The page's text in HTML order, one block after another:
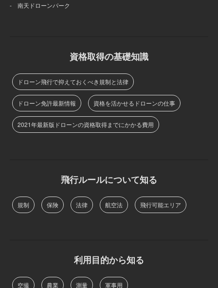
- 南天ドローンパーク
資格取得の基礎知識
ドローン飛行で抑えておくべき規制と法律
ドローン免許最新情報 資格を活かせるドローンの仕事
2021年最新版ドローンの資格取得までにかかる費用
飛行ルールについて知る
規制 保険 法律 航空法 飛行可能エリア
利用目的から知る
空撮 農業 測量 軍事用